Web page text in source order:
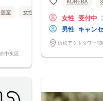
個室 女性無料
KUREBA
女性 受付中
男性 キャン